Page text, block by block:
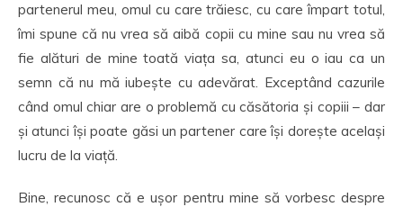
partenerul meu, omul cu care trăiesc, cu care împart totul,
îmi spune că nu vrea să aibă copii cu mine sau nu vrea să
fie alături de mine toată viața sa, atunci eu o iau ca un
semn că nu mă iubește cu adevărat. Exceptând cazurile
când omul chiar are o problemă cu căsătoria și copiii – dar
și atunci își poate găsi un partener care își dorește același
lucru de la viață.
Bine, recunosc că e ușor pentru mine să vorbesc despre